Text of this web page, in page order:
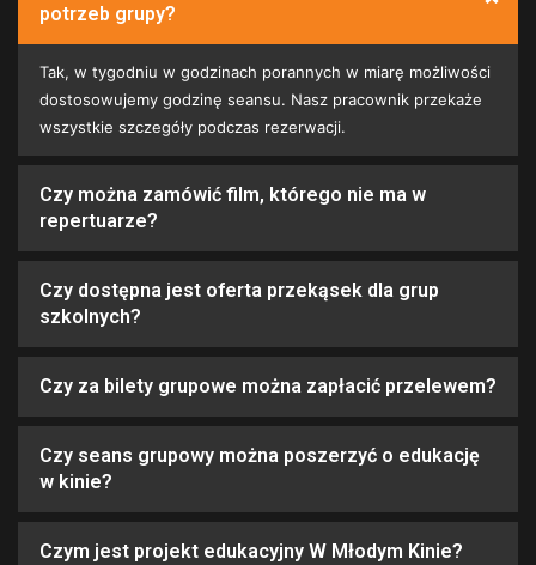
potrzeb grupy?
Tak, w tygodniu w godzinach porannych w miarę możliwości
dostosowujemy godzinę seansu. Nasz pracownik przekaże
wszystkie szczegóły podczas rezerwacji.
Czy można zamówić film, którego nie ma w
repertuarze?
Czy dostępna jest oferta przekąsek dla grup
szkolnych?
Czy za bilety grupowe można zapłacić przelewem?
Czy seans grupowy można poszerzyć o edukację
w kinie?
Czym jest projekt edukacyjny W Młodym Kinie?